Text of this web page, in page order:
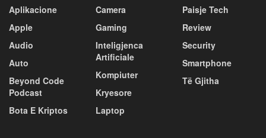
Aplikacione
Apple
Audio
Auto
Beyond Code
Podcast
Bota E Kriptos
Camera
Gaming
Inteligjenca
Artificiale
Kompiuter
Kryesore
Laptop
Paisje Tech
Review
Security
Smartphone
Të Gjitha